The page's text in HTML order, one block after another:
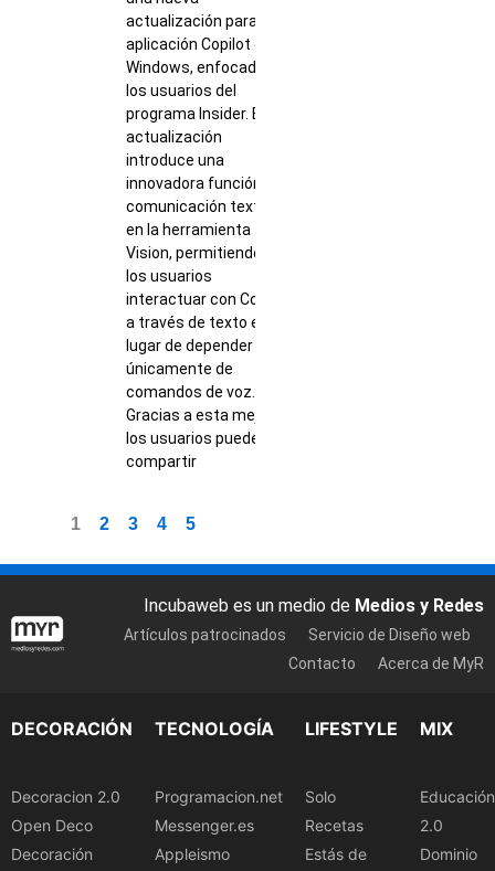
actualización para su
aplicación Copilot en
Windows, enfocada en
los usuarios del
programa Insider. Esta
actualización
introduce una
innovadora función de
comunicación textual
en la herramienta
Vision, permitiendo a
los usuarios
interactuar con Copilot
a través de texto en
lugar de depender
únicamente de
comandos de voz.
Gracias a esta mejora,
los usuarios pueden
compartir
1 2 3 4 5
Incubaweb es un medio de Medios y Redes
Artículos patrocinados
Servicio de Diseño web
Contacto
Acerca de MyR
DECORACIÓN
Decoracion 2.0
Open Deco
Decoración
TECNOLOGÍA
Programacion.net
Messenger.es
Appleismo
LIFESTYLE
Solo
Recetas
Estás de
MIX
Educación
2.0
Dominio